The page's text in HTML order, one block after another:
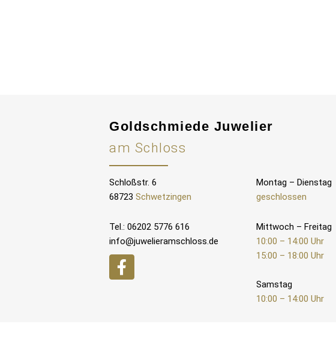
Goldschmiede Juwelier
am Schloss
Schloßstr. 6
68723 Schwetzingen
Tel.: 06202 5776 616
info@juwelieramschloss.de
Montag – Dienstag
geschlossen
Mittwoch – Freitag
10:00 – 14:00 Uhr
15:00 – 18:00 Uhr
Samstag
10:00 – 14:00 Uhr